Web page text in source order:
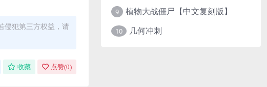
侵犯第三方权益，请
收藏 点赞(0)
9 植物大战僵尸【中文复刻版】
10 几何冲刺